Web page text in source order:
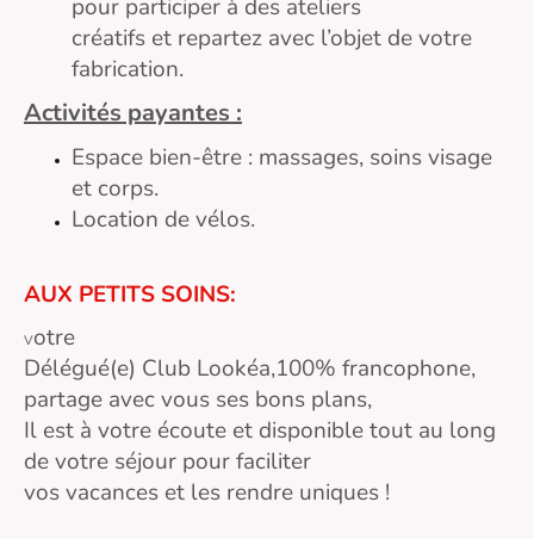
pour participer à des ateliers
créatifs et repartez avec l’objet de votre
fabrication.
Activités payantes :
Espace bien-être : massages, soins visage
et corps.
Location de vélos.
AUX PETITS SOINS:
Votre
Délégué(e) Club Lookéa,100% francophone,
partage avec vous ses bons plans,
Il est à votre écoute et disponible tout au long
de votre séjour pour faciliter
vos vacances et les rendre uniques !